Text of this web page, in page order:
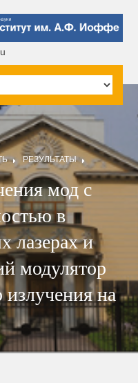
РЕЗУЛЬТАТЫ
мод с
в
лазерах и
модулятор
на